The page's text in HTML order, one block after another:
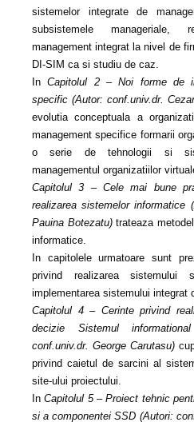
sistemelor integrate de
subsistemele manageriale,
management integrat la nivel de
DI-SIM ca si studiu de caz.
InCapitolul 2 – Noi forme de
specific (Autor: conf.univ.dr.
evolutia conceptuala a
management specifice formarii
o serie de tehnologii si
managementul organizatiilor
Capitolul 3 – Cele mai bune
realizarea sistemelor informatice
Pauina Botezatu)trateaza
informatice.
In capitolele urmatoare sunt
privind realizarea sistemului
implementarea sistemului integrat
Capitolul 4 – Cerinte privind
decizie Sistemul
conf.univ.dr. George Carutasu)
privind caietul de sarcini al
site-ului proiectului.
InCapitolul 5 – Proiect tehnic
si a componentei SSD (Autori: